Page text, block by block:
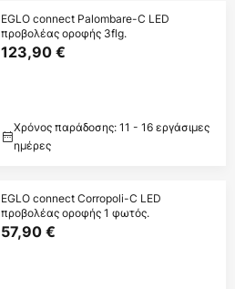
EGLO connect Palombare-C LED
προβολέας οροφής 3flg.
123,90 €
Χρόνος παράδοσης: 11 - 16 εργάσιμες
ημέρες
EGLO connect Corropoli-C LED
προβολέας οροφής 1 φωτός.
57,90 €